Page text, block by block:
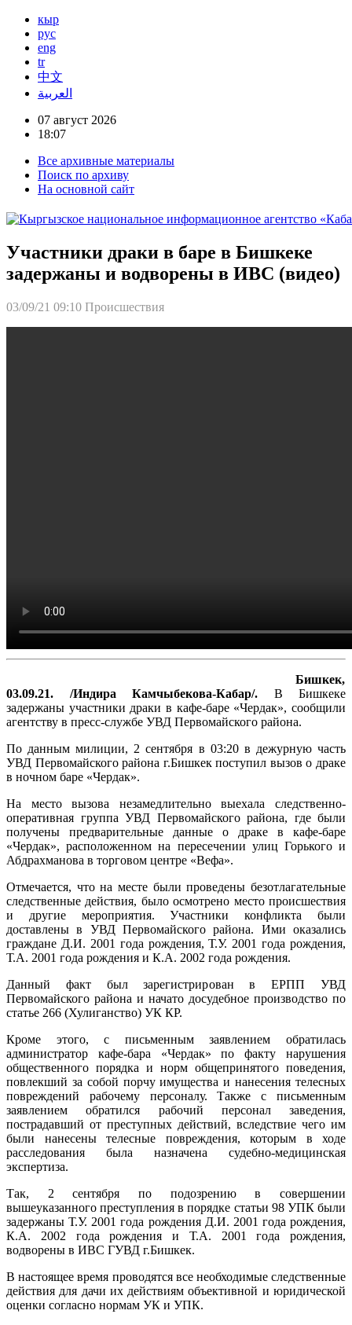
кыр
рус
eng
tr
中文
العربية
07 август 2026
18:07
Все архивные материалы
Поиск по архиву
На основной сайт
Участники драки в баре в Бишкеке
задержаны и водворены в ИВС (видео)
03/09/21 09:10 Происшествия
Бишкек,
03.09.21. /Индира Камчыбекова-Кабар/. В Бишкеке
задержаны участники драки в кафе-баре «Чердак», сообщили
агентству в пресс-службе УВД Первомайского района.
По данным милиции, 2 сентября в 03:20 в дежурную часть
УВД Первомайского района г.Бишкек поступил вызов о драке
в ночном баре «Чердак».
На место вызова незамедлительно выехала следственно-
оперативная группа УВД Первомайского района, где были
получены предварительные данные о драке в кафе-баре
«Чердак», расположенном на пересечении улиц Горького и
Абдрахманова в торговом центре «Вефа».
Отмечается, что на месте были проведены безотлагательные
следственные действия, было осмотрено место происшествия
и другие мероприятия. Участники конфликта были
доставлены в УВД Первомайского района. Ими оказались
граждане Д.И. 2001 года рождения, Т.У. 2001 года рождения,
Т.А. 2001 года рождения и К.А. 2002 года рождения.
Данный факт был зарегистрирован в ЕРПП УВД
Первомайского района и начато досудебное производство по
статье 266 (Хулиганство) УК КР.
Кроме этого, с письменным заявлением обратилась
администратор кафе-бара «Чердак» по факту нарушения
общественного порядка и норм общепринятого поведения,
повлекший за собой порчу имущества и нанесения телесных
повреждений рабочему персоналу. Также с письменным
заявлением обратился рабочий персонал заведения,
пострадавший от преступных действий, вследствие чего им
были нанесены телесные повреждения, которым в ходе
расследования была назначена судебно-медицинская
экспертиза.
Так, 2 сентября по подозрению в совершении
вышеуказанного преступления в порядке статьи 98 УПК были
задержаны Т.У. 2001 года рождения Д.И. 2001 года рождения,
К.А. 2002 года рождения и Т.А. 2001 года рождения,
водворены в ИВС ГУВД г.Бишкек.
В настоящее время проводятся все необходимые следственные
действия для дачи их действиям объективной и юридической
оценки согласно нормам УК и УПК.